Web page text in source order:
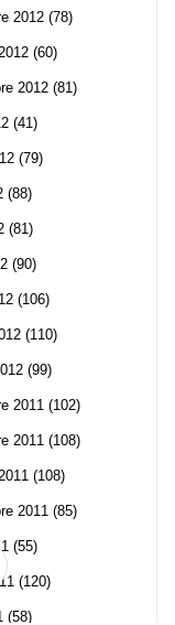
2012 (78)
(60)
2012 (81)
(41)
(79)
(88)
(81)
(90)
(106)
(110)
(99)
2011 (102)
2011 (108)
(108)
2011 (85)
(55)
(120)
(58)